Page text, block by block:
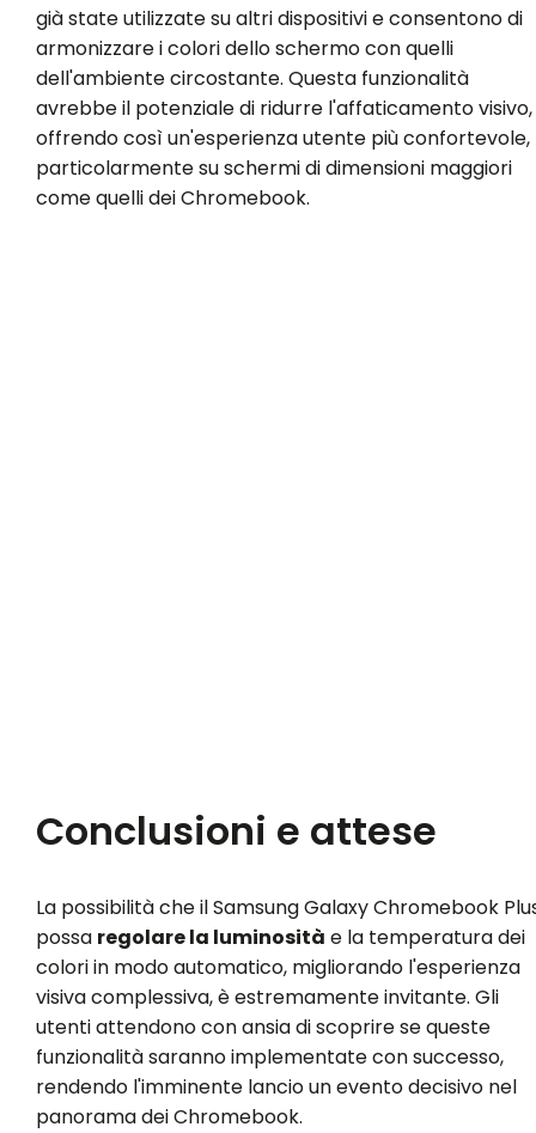
già state utilizzate su altri dispositivi e consentono di
armonizzare i colori dello schermo con quelli
dell'ambiente circostante. Questa funzionalità
avrebbe il potenziale di ridurre l'affaticamento visivo,
offrendo così un'esperienza utente più confortevole,
particolarmente su schermi di dimensioni maggiori
come quelli dei Chromebook.
Conclusioni e attese
La possibilità che il Samsung Galaxy Chromebook
possa regolare la luminosità e la temperatura dei
colori in modo automatico, migliorando l'esperienza
visiva complessiva, è estremamente invitante. Gli
utenti attendono con ansia di scoprire se queste
funzionalità saranno implementate con successo,
rendendo l'imminente lancio un evento decisivo nel
panorama dei Chromebook.